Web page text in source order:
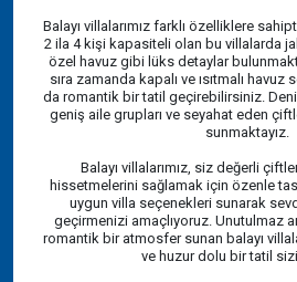
Balayı villalarımız farklı özelliklere
2 ila 4 kişi kapasiteli olan bu villalarda
özel havuz gibi lüks detaylar
sıra zamanda kapalı ve ısıtmalı havuz
da romantik bir tatil geçirebilirsiniz.
geniş aile grupları ve seyahat eden
sunmaktayız.
Balayı villalarımız, siz değerli
hissetmelerini sağlamak için özenle
uygun villa seçenekleri sunarak
geçirmenizi amaçlıyoruz. Unutulmaz
romantik bir atmosfer sunan balayı
ve huzur dolu bir tatil